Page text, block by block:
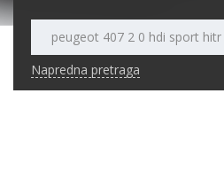
Napredna pretraga